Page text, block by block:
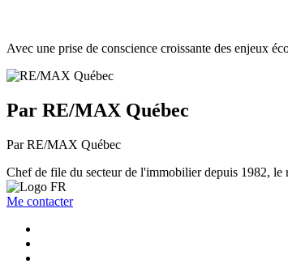
Avec une prise de conscience croissante des enjeux
Par RE/MAX Québec
Par RE/MAX Québec
Chef de file du secteur de l'immobilier depuis 1982,
Me contacter